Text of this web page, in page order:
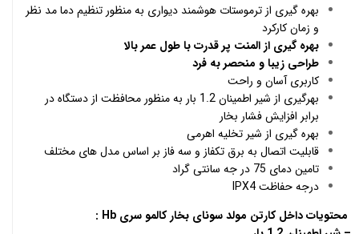
بهره گیری از ترموستات هوشمند دیواری به منظور تنظیم دما مد نظر
و زمان کارکرد
بهره گیری از المنت پر قدرت با طول عمر بالا
طراحی زیبا و منحصر به فرد
کاربری آسان و راحت
بهرگیری از شیر اطمینان 1.2 بار به منظور محافظت از دستگاه در
برابر افزایش فشار بخار
بهره گیری از شیر تخلیه اهرمی
قابلیت اتصال به برق تکفاز و سه فاز بر اساس مدل های مختلف
تامین دمای 75 در جه سانتی گراد
درجه حفاظت IPX4
محتویات داخل کارتن مولد سونای بخار کالمو سری Hb
: